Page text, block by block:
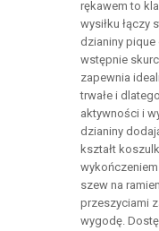
rękawem to
wysiłku łączy
dzianiny pique
wstępnie
zapewnia
trwałe i
aktywności i
dzianiny
kształt
szew na
przeszyciami
wygodę.